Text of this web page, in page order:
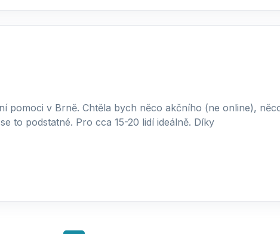
pomoci v Brně. Chtěla bych něco akčního (ne online),
to podstatné. Pro cca 15-20 lidí ideálně. Díky